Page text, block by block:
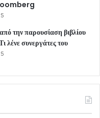
την παρουσίαση βιβλίου
λένε συνεργάτες του